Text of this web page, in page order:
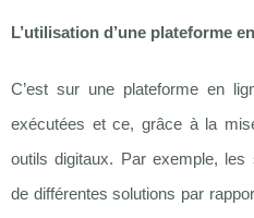
L’utilisation d’une plateforme
C’est sur une plateforme en
exécutées et ce, grâce à la
outils digitaux. Par exemple, les
de différentes solutions par